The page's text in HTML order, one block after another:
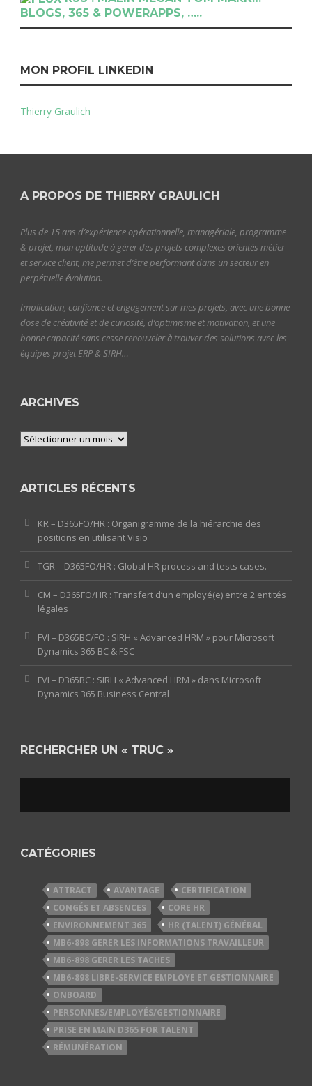
BLOGS, 365 & POWERAPPS, …..
MON PROFIL LINKEDIN
Thierry Graulich
A PROPOS DE THIERRY GRAULICH
Plus de 15 ans d’expérience opérationnelle, managériale, programme
& projet, mon aptitude à gérer des projets complexes orientés métier
et service client, me permet d’être performant dans un secteur en
perpétuelle évolution.
Implication, confiance et engagement sur mes projets, avec une bonne
dose de créativité et de curiosité, d’optimisme et motivation, et une
bonne capacité sans cesse renouveler à trouver des solutions avec les
équipes projet ERP & SIRH…
ARCHIVES
Archives
ARTICLES RÉCENTS
KR – D365FO/HR : Organigramme de la hiérarchie des
positions en utilisant Visio
TGR – D365FO/HR : Global HR process and tests cases.
CM – D365FO/HR : Transfert d’un employé(e) entre 2 entités
légales
FVI – D365BC/FO : SIRH « Advanced HRM » pour Microsoft
Dynamics 365 BC & FSC
FVI – D365BC : SIRH « Advanced HRM » dans Microsoft
Dynamics 365 Business Central
RECHERCHER UN « TRUC »
CATÉGORIES
ATTRACT AVANTAGE
CERTIFICATION
CONGÉS ET ABSENCES
CORE HR
ENVIRONNEMENT 365
HR (TALENT) GÉNÉRAL
MB6-898 GERER LES INFORMATIONS TRAVAILLEUR
MB6-898 GERER LES TACHES
MB6-898 LIBRE-SERVICE EMPLOYE ET GESTIONNAIRE
ONBOARD
PERSONNES/EMPLOYÉS/GESTIONNAIRE
PRISE EN MAIN D365 FOR TALENT
RÉMUNÉRATION